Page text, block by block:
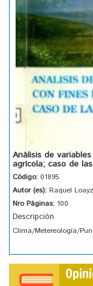
Análisis de
agrícola; caso de
Código: 01895
Autor (es): Raquel
Nro Páginas: 100
Descripción
Clima/Metereología/